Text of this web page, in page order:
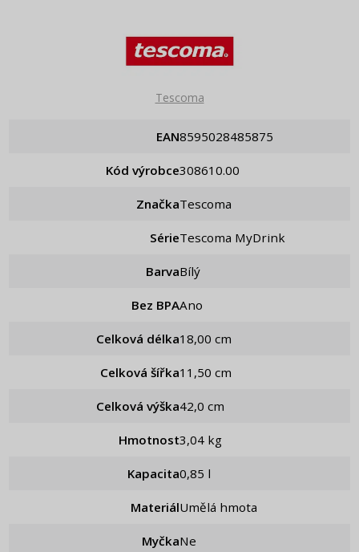
Tescoma
EAN 8595028485875
Kód výrobce 308610.00
Značka Tescoma
Série Tescoma MyDrink
Barva Bílý
Bez BPA Ano
Celková délka 18,00 cm
Celková šířka 11,50 cm
Celková výška 42,0 cm
Hmotnost 3,04 kg
Kapacita 0,85 l
Materiál Umělá hmota
Myčka Ne